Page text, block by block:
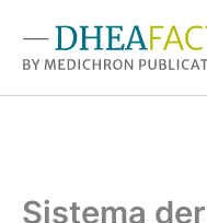
contenido
Sistema